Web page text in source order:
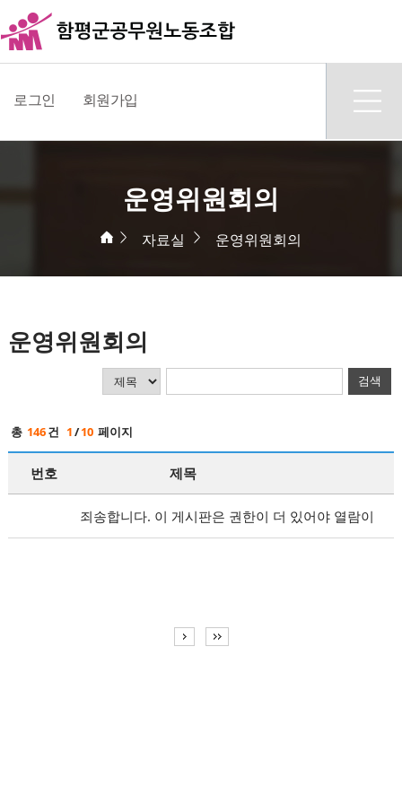
로그인 회원가입
운영위원회의
자료실 운영위원회의
운영위원회의
검색
총 146건 1/10 페이지
제목
번호
죄송합니다. 이 게시판은 권한이 더 있어야 열람이